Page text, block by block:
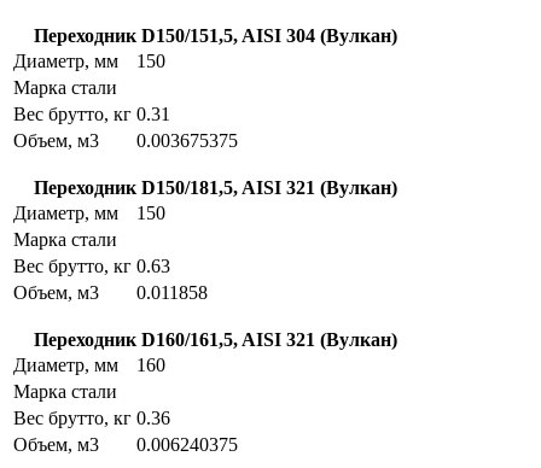
Переходник D150/151,5, AISI 304 (Вулкан)
Диаметр, мм
150
Марка стали
Вес брутто, кг 0.31
Объем, м3
0.003675375
Переходник D150/181,5, AISI 321 (Вулкан)
Диаметр, мм
150
Марка стали
Вес брутто, кг 0.63
Объем, м3
0.011858
Переходник D160/161,5, AISI 321 (Вулкан)
Диаметр, мм
160
Марка стали
Вес брутто, кг 0.36
Объем, м3
0.006240375